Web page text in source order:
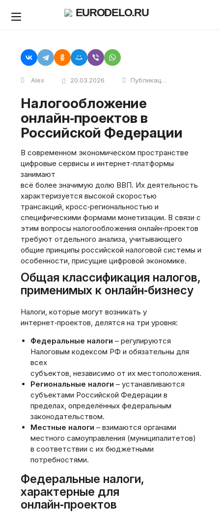
EURODELO.RU
Alex 20.03.2026 Публикации
Налогообложение
онлайн‑проектов в
Российской Федерации
В современном экономическом пространстве
цифровые сервисы и интернет‑платформы
занимают
всё более значимую долю ВВП. Их деятельность
характеризуется высокой скоростью
трансакций, кросс‑региональностью и
специфическими формами монетизации. В связи с
этим вопросы налогообложения онлайн‑проектов
требуют отдельного анализа, учитывающего
общие принципы российской налоговой системы и
особенности, присущие цифровой экономике.
Общая классификация налогов,
применимых к онлайн‑бизнесу
Налоги, которые могут возникать у
интернет‑проектов, делятся на три уровня:
Федеральные налоги – регулируются
Налоговым кодексом РФ и обязательны для
всех
субъектов, независимо от их местоположения.
Региональные налоги – устанавливаются
субъектами Российской Федерации в
пределах, определённых федеральным
законодательством.
Местные налоги – взимаются органами
местного самоуправления (муниципалитетов)
в соответствии с их бюджетными
потребностями.
Федеральные налоги,
характерные для
онлайн‑проектов